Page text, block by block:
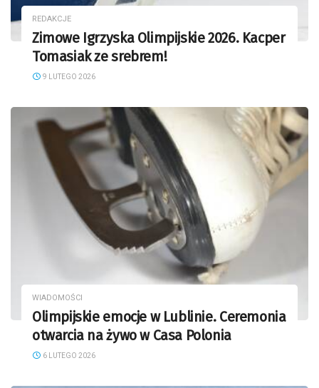
REDAKCJE
Zimowe Igrzyska Olimpijskie 2026. Kacper
Tomasiak ze srebrem!
9 LUTEGO 2026
WIADOMOŚCI
Olimpijskie emocje w Lublinie. Ceremonia
otwarcia na żywo w Casa Polonia
6 LUTEGO 2026